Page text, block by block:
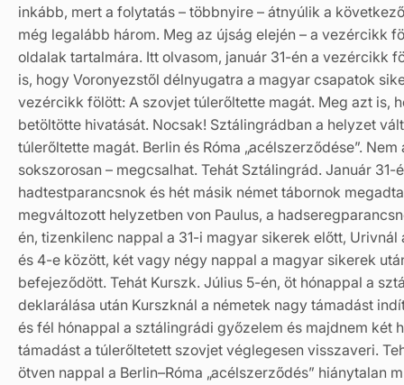
inkább, mert a folytatás – többnyire – átnyúlik a
még legalább három. Meg az újság elején – a vezércikk
oldalak tartalmára. Itt olvasom, január 31-én a vezércikk
is, hogy Voronyezstől délnyugatra a magyar csapatok
vezércikk fölött: A szovjet túlerőltette magát. Meg azt is,
betöltötte hivatását. Nocsak! Sztálingrádban a helyzet
túlerőltette magát. Berlin és Róma „acélszerződése”.
sokszorosan – megcsalhat. Tehát Sztálingrád. Január
hadtestparancsnok és hét másik német tábornok
megváltozott helyzetben von Paulus, a
én, tizenkilenc nappal a 31-i magyar sikerek előtt,
és 4-e között, két vagy négy nappal a magyar sikerek
befejeződött. Tehát Kurszk. Július 5-én, öt hónappal a
deklarálása után Kurszknál a németek nagy támadást
és fél hónappal a sztálingrádi győzelem és majdnem két
támadást a túlerőltetett szovjet véglegesen visszaveri.
ötven nappal a Berlin–Róma „acélszerződés” hiánytalan